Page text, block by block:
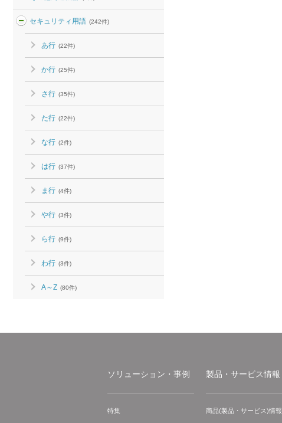
セキュリティ用語 (242件)
あ行 (22件)
か行 (25件)
さ行 (35件)
た行 (22件)
な行 (2件)
は行 (37件)
ま行 (4件)
や行 (3件)
ら行 (9件)
わ行 (3件)
A～Z (80件)
ソリューション・事例
特集
製品・サービス情報
商品(製品・サービス)情報